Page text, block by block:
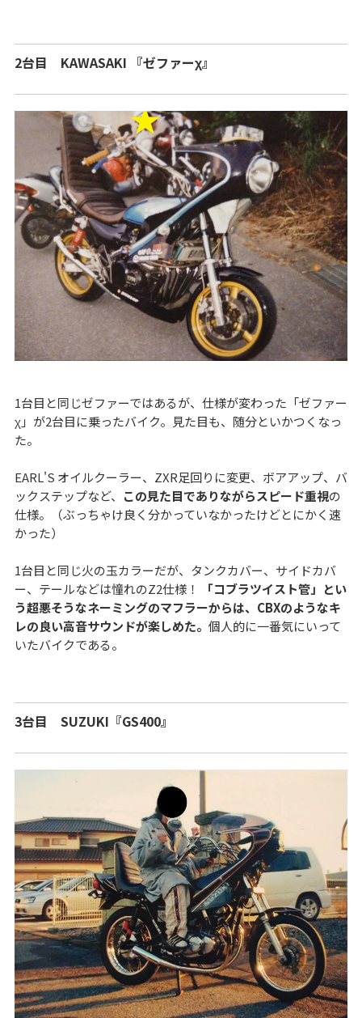
2台目 KAWASAKI 『ゼファーχ』
1台目と同じゼファーではあるが、仕様が変わった「ゼファー
χ」が2台目に乗ったバイク。見た目も、随分といかつくなっ
た。
EARL'S オイルクーラー、ZXR足回りに変更、ボアアップ、バ
ックステップなど、 この見た目でありながらスピード重視の
仕様。（ぶっちゃけ良く分かっていなかったけどとにかく速
かった）
1台目と同じ火の玉カラーだが、タンクカバー、サイドカバ
ー、テールなどは憧れのZ2仕様！
「コブラツイスト管」とい
う超悪そうなネーミングのマフラーからは、CBXのようなキ
レの良い高音サウンドが楽しめた。 個人的に一番気にいって
いたバイクである。
3台目 SUZUKI『GS400』